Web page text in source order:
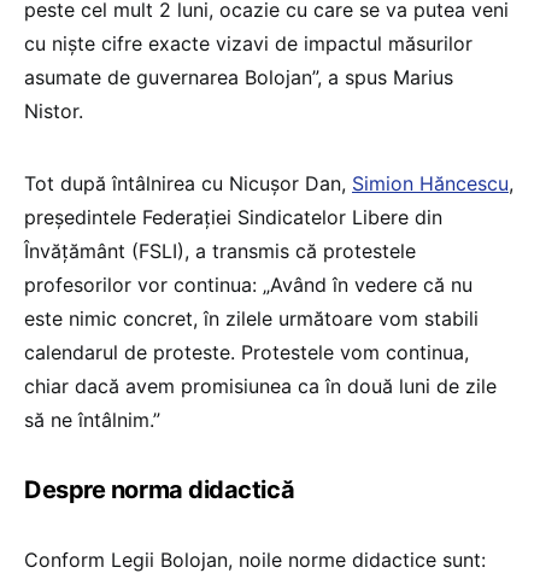
peste cel mult 2 luni, ocazie cu care se va putea veni
cu niște cifre exacte vizavi de impactul măsurilor
asumate de guvernarea Bolojan”, a spus Marius
Nistor.
Tot după întâlnirea cu Nicușor Dan, Simion Hăncescu,
președintele Federației Sindicatelor Libere din
Învățământ (FSLI), a transmis că protestele
profesorilor vor continua: „Având în vedere că nu
este nimic concret, în zilele următoare vom stabili
calendarul de proteste. Protestele vom continua,
chiar dacă avem promisiunea ca în două luni de zile
să ne întâlnim.”
Despre norma didactică
Conform Legii Bolojan, noile norme didactice sunt: